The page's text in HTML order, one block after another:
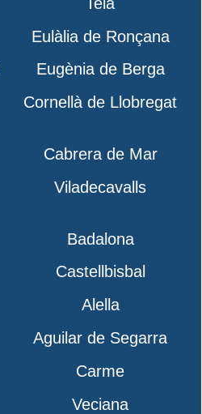
Eulàlia de Ronçana
Eugènia de Berga
Cornellà de Llobregat
Cabrera de Mar
Viladecavalls
Badalona
Castellbisbal
Alella
Aguilar de Segarra
Carme
Veciana